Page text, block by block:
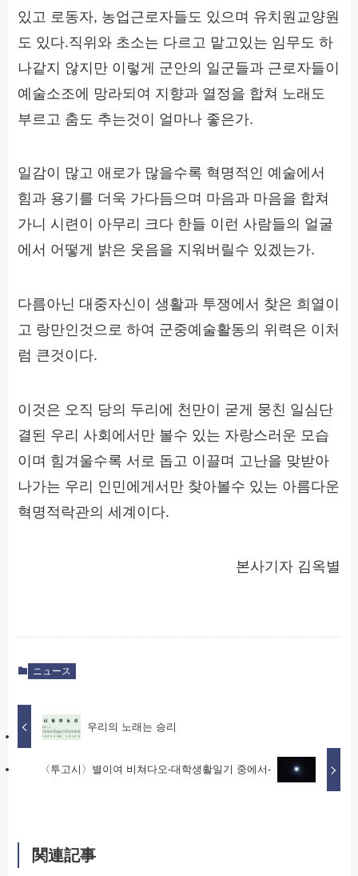
있고 로동자, 농업근로자들도 있으며 유치원교양원
도 있다.직위와 초소는 다르고 맡고있는 임무도 하
나같지 않지만 이렇게 군안의 일군들과 근로자들이
예술소조에 망라되여 지향과 열정을 합쳐 노래도
부르고 춤도 추는것이 얼마나 좋은가.
일감이 많고 애로가 많을수록 혁명적인 예술에서
힘과 용기를 더욱 가다듬으며 마음과 마음을 합쳐
가니 시련이 아무리 크다 한들 이런 사람들의 얼굴
에서 어떻게 밝은 웃음을 지워버릴수 있겠는가.
다름아닌 대중자신이 생활과 투쟁에서 찾은 희열이
고 랑만인것으로 하여 군중예술활동의 위력은 이처
럼 큰것이다.
이것은 오직 당의 두리에 천만이 굳게 뭉친 일심단
결된 우리 사회에서만 볼수 있는 자랑스러운 모습
이며 힘겨울수록 서로 돕고 이끌며 고난을 맞받아
나가는 우리 인민에게서만 찾아볼수 있는 아름다운
혁명적락관의 세계이다.
본사기자 김옥별
ニュース
우리의 노래는 승리
〈투고시〉별이여 비쳐다오-대학생활일기 중에서-
関連記事